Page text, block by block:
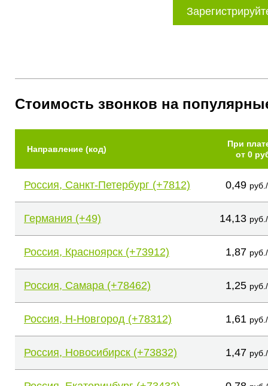
Стоимость звонков на
Направление (код)
При
от 0
Россия, Санкт-Петербург (+7812) 0,49
Германия (+49) 14,13
Россия, Красноярск (+73912) 1,87
Россия, Самара (+78462) 1,25
Россия, Н-Новгород (+78312) 1,61
Россия, Новосибирск (+73832) 1,47